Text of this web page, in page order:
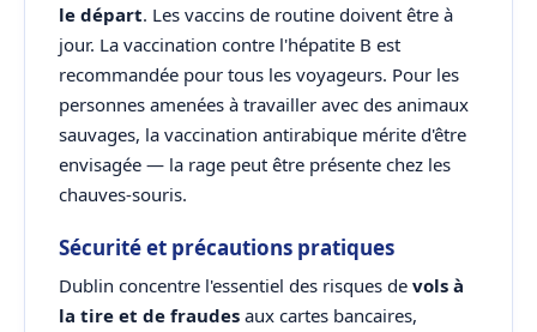
le départ. Les vaccins de routine doivent être à
jour. La vaccination contre l'hépatite B est
recommandée pour tous les voyageurs. Pour les
personnes amenées à travailler avec des animaux
sauvages, la vaccination antirabique mérite d'être
envisagée — la rage peut être présente chez les
chauves-souris.
Sécurité et précautions pratiques
Dublin concentre l'essentiel des risques de vols à
la tire et de fraudes aux cartes bancaires,